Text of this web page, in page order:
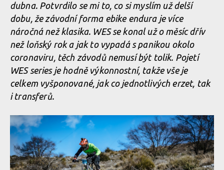
dubna. Potvrdilo se mi to, co si myslím už delší
dobu, že závodní forma ebike endura je více
náročná než klasika. WES se konal už o měsíc dřív
než loňský rok a jak to vypadá s panikou okolo
coronaviru, těch závodů nemusí být tolik. Pojetí
WES series je hodně výkonnostní, takže vše je
celkem vyšponované, jak co jednotlivých erzet, tak
i transferů.